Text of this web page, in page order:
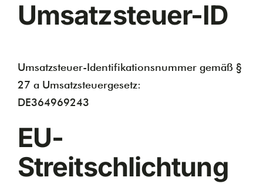
Umsatzsteuer-ID
Umsatzsteuer-Identifikationsnummer gemäß §
27 a Umsatzsteuergesetz:
DE364969243
EU-
Streitschlichtung